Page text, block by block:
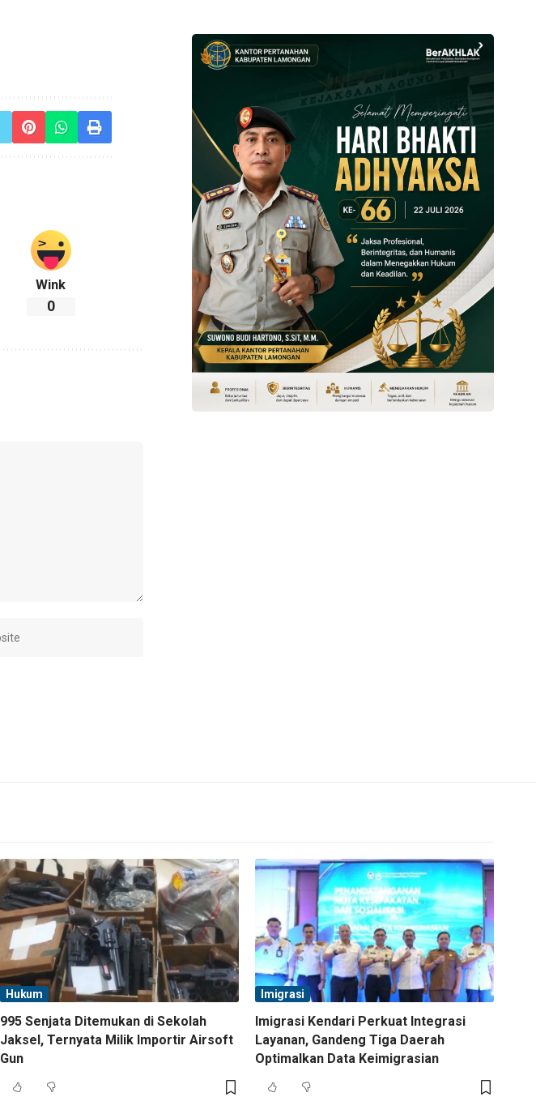
Wink
0
Hukum
995 Senjata Ditemukan di Sekolah
Jaksel, Ternyata Milik Importir Airsoft
Gun
Imigrasi
Imigrasi Kendari Perkuat Integrasi
Layanan, Gandeng Tiga Daerah
Optimalkan Data Keimigrasian